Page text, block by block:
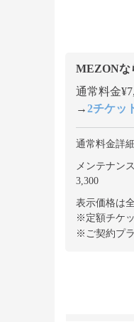
MEZONな
通常料金
→2チケッ
通常料金詳細
メンテナン
3,300
表示価格は
※定額チケ
※ご契約プ